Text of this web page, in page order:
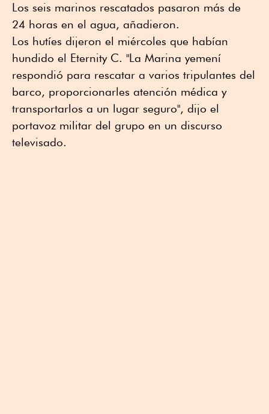
Los seis marinos rescatados pasaron más de
24 horas en el agua, añadieron.
Los hutíes dijeron el miércoles que habían
hundido el Eternity C. "La Marina yemení
respondió para rescatar a varios tripulantes del
barco, proporcionarles atención médica y
transportarlos a un lugar seguro", dijo el
portavoz militar del grupo en un discurso
televisado.